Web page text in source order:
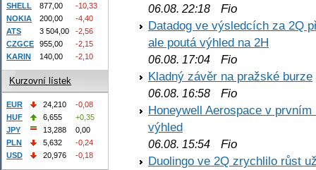
06.08. 22:18 Fio
Datadog ve výsledcích za 2Q
ale poutá výhled na 2H
06.08. 17:04 Fio
Kladný závěr na pražské burze
06.08. 16:58 Fio
Honeywell Aerospace v
výhled
06.08. 15:54 Fio
Duolingo ve 2Q zrychlilo růst
SHELL 877,00
-10,33
NOKIA
200,00
-4,40
ATS
3 504,00
-2,56
CZGCE
955,00
-2,15
KARIN
140,00 -2,10
Kurzovní lístek
EUR 24,210
-0,08
HUF
6,655
+0,35
JPY
13,288
0,00
PLN
5,632
-0,24
USD
20,976 -0,18